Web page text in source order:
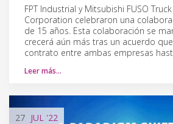
FPT Industrial y Mitsubishi FUSO
Corporation celebraron una
de 15 años. Esta colaboración se
crecerá aún más tras un acuerdo
contrato entre ambas empresas
Leer más…
27 JUL '22